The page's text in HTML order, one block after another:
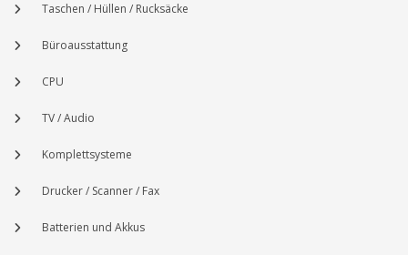
Taschen / Hüllen / Rucksäcke
Büroausstattung
CPU
TV / Audio
Komplettsysteme
Drucker / Scanner / Fax
Batterien und Akkus